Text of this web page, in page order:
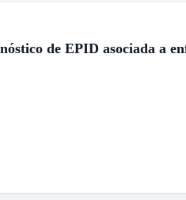
de EPID asociada a